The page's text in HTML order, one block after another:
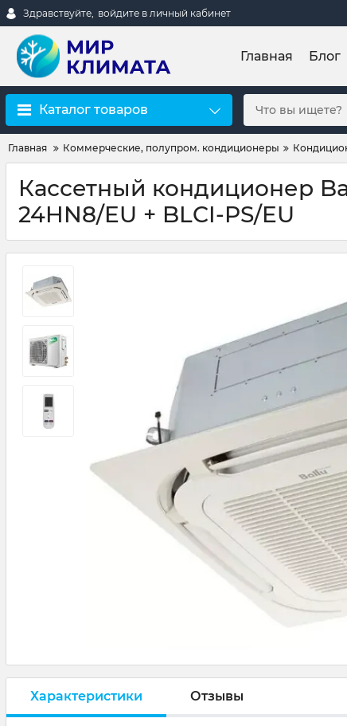
Здравствуйте, войдите в личный кабинет
Главная Блог
Каталог товаров
Главная Коммерческие, полупром. кондиционеры
Кассетный кондиционер
24HN8/EU + BLCI-PS/EU
Характеристики Отзывы